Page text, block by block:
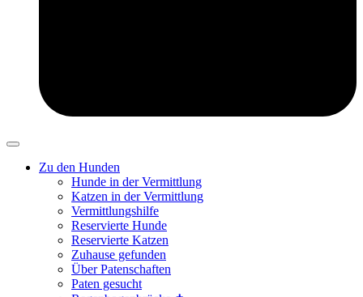
Zu den Hunden
Hunde in der Vermittlung
Katzen in der Vermittlung
Vermittlungshilfe
Reservierte Hunde
Reservierte Katzen
Zuhause gefunden
Über Patenschaften
Paten gesucht